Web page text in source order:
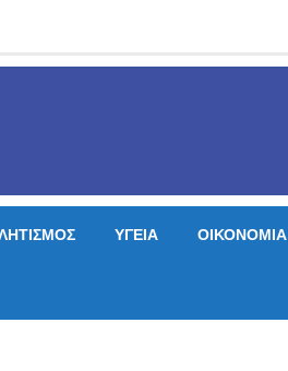
ΥΓΕΙΑ ΟΙΚΟΝΟΜΙΑ